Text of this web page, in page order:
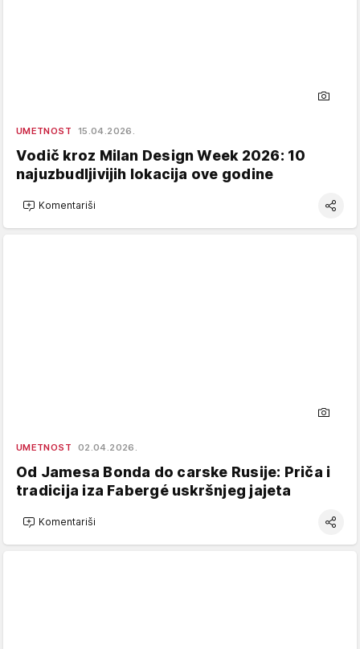
UMETNOST 15.04.2026.
Vodič kroz Milan Design Week 2026: 10
najuzbudljivijih lokacija ove godine
Komentariši
UMETNOST 02.04.2026.
Od Jamesa Bonda do carske Rusije: Priča i
tradicija iza Fabergé uskršnjeg jajeta
Komentariši